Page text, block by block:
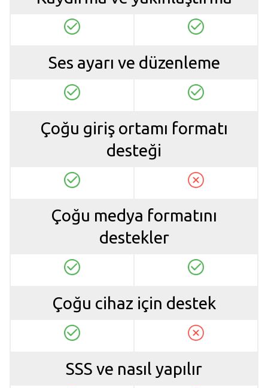
Ses ayarı ve düzenleme
Çoğu giriş ortamı formatı
desteği
Çoğu medya formatını
destekler
Çoğu cihaz için destek
SSS ve nasıl yapılır